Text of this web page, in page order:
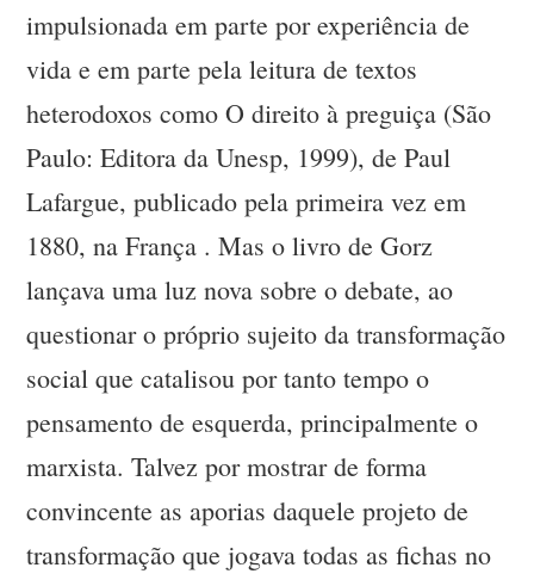
impulsionada em parte por experiência de
vida e em parte pela leitura de textos
heterodoxos como O direito à preguiça (São
Paulo: Editora da Unesp, 1999), de Paul
Lafargue, publicado pela primeira vez em
1880, na França . Mas o livro de Gorz
lançava uma luz nova sobre o debate, ao
questionar o próprio sujeito da transformação
social que catalisou por tanto tempo o
pensamento de esquerda, principalmente o
marxista. Talvez por mostrar de forma
convincente as aporias daquele projeto de
transformação que jogava todas as fichas no